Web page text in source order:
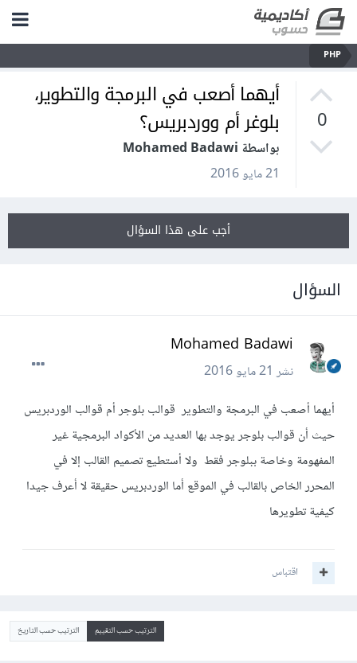
PHP
0
أيهما أصعب في البرمجة والتطوير،
بلوغر أم ووردبريس؟
بواسطة Mohamed Badawi
21 مايو 2016
أجب على هذا السؤال
السؤال
Mohamed Badawi
نشر21 مايو 2016
أيهما أصعب في البرمجة والتطوير قوالب بلوجر أم قوالب الوردبريس
حيث أن قوالب بلوجر يوجد بها العديد من الأكواد البرمجية غير
المفهومة وخاصة ببلوجر فقط ولا أستطيع تصميم القالب إلا في
المحرر الخاص بالقالب في الموقع أما الوردبريس حقيقة لا أعرف جيدا
كيفية تطويرها
اقتباس
الترتيب حسب التقييم الترتيب حسب التاريخ